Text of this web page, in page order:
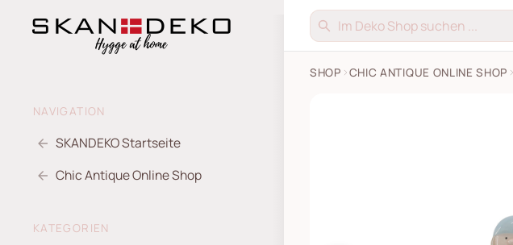
NAVIGATION
SKANDEKO Startseite
Chic Antique Online Shop
KATEGORIEN
SHOP CHIC ANTIQUE ONLINE SHOP